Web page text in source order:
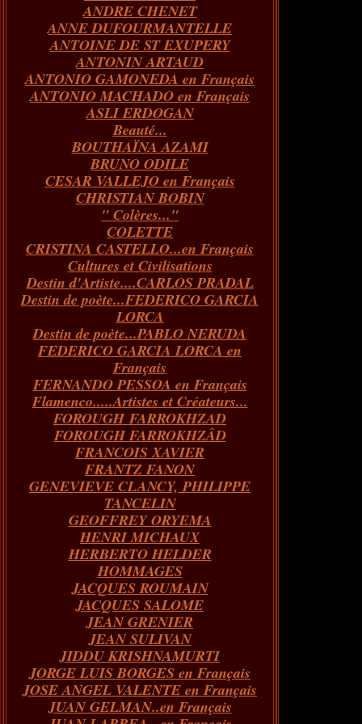
Janvier(60)
Février(68)
Janvier(86)
Mars(65)
Février(70)
Janvier(66)
Avril(76)
Mars(66)
Février(67)
Janvier(73)
Mai(82)
Avril(62)
Mars(66)
Février(55)
Janvier(43)
Juin(84)
Mai(89)
Avril(59)
Mars(73)
Février(54)
Janvier(51)
Juillet(72)
Juin(65)
Mai(97)
Avril(73)
Mars(100)
Février(146)
Janvier(124)
Août(40)
Juillet(31)
Juin(26)
ANDRE CHENET
ANNE DUFOURMANTELLE
ANTOINE DE ST EXUPERY
ANTONIN ARTAUD
ANTONIO GAMONEDA en Français
ANTONIO MACHADO en Français
ASLI ERDOGAN
Beauté...
BOUTHAÏNA AZAMI
BRUNO ODILE
CESAR VALLEJO en Français
CHRISTIAN BOBIN
" Colères..."
COLETTE
CRISTINA CASTELLO...en Français
Cultures et Civilisations
Destin d'Artiste....CARLOS PRADAL
Destin de poète...FEDERICO GARCIA
LORCA
Destin de poète...PABLO NERUDA
FEDERICO GARCIA LORCA en
Français
FERNANDO PESSOA en Français
Flamenco.....Artistes et Créateurs...
FOROUGH FARROKHZAD
FOROUGH FARROKHZÂD
FRANCOIS XAVIER
FRANTZ FANON
GENEVIEVE CLANCY, PHILIPPE
TANCELIN
GEOFFREY ORYEMA
HENRI MICHAUX
HERBERTO HELDER
HOMMAGES
JACQUES ROUMAIN
JACQUES SALOME
JEAN GRENIER
JEAN SULIVAN
JIDDU KRISHNAMURTI
JORGE LUIS BORGES en Français
JOSE ANGEL VALENTE en Français
JUAN GELMAN..en Français